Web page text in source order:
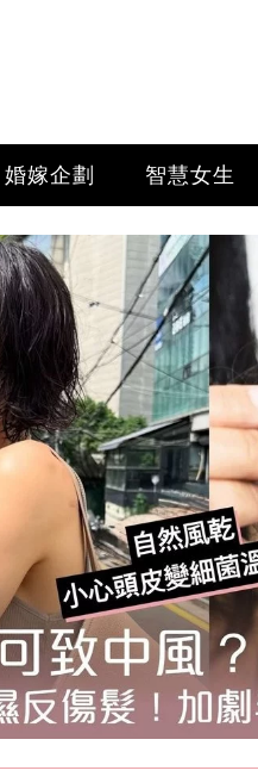
婚嫁企劃 智慧女生